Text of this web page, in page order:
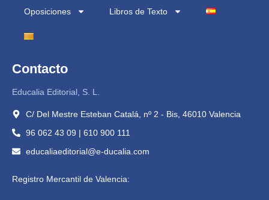
Oposiciones Libros de Texto
Contacto
Educalia Editorial, S. L.
C/ Del Mestre Esteban Catalá, nº 2 - Bis, 46010 Valencia
96 062 43 09 | 610 900 111
educaliaeditorial@e-ducalia.com
Registro Mercantil de Valencia: